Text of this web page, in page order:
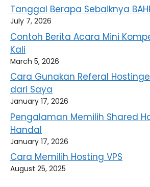
Tanggal Berapa Sebaiknya
July 7, 2026
Contoh Berita Acara Mini
Kali
March 5, 2026
Cara Gunakan Referal
dari Saya
January 17, 2026
Pengalaman Memilih Shared
Handal
January 17, 2026
Cara Memilih Hosting VPS
August 25, 2025